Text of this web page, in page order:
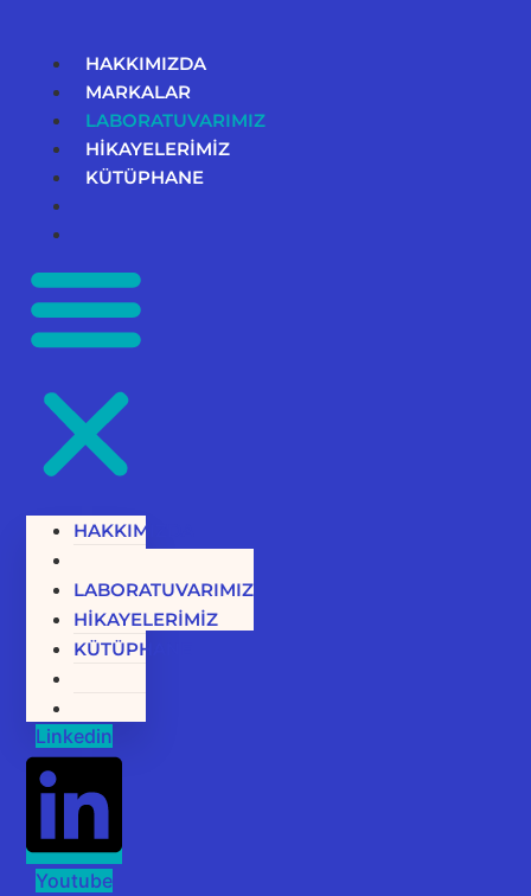
HAKKIMIZDA
MARKALAR
LABORATUVARIMIZ
HİKAYELERİMİZ
KÜTÜPHANE
HAKKIMIZDA
LABORATUVARIMIZ
HİKAYELERİMİZ
KÜTÜPHANE
Linkedin
Youtube